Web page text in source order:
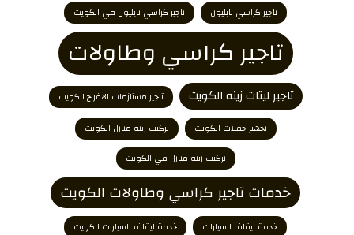
تاجير كراسي نابليون
تاجير كراسي نابليون في الكويت
تاجير كراسي وطاولات
تاجير ليتات زينه الكويت
تاجير مستلزمات الافراح الكويت
تجهيز حفلات الكويت
تركيب زينة منازل الكويت
تركيب زينة منازل في الكويت
خدمات تاجير كراسي وطاولات الكويت
خدمة ايقاف السيارات خدمة ايقاف السيارات الكويت